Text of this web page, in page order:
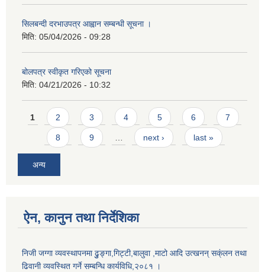
सिलबन्दी दरभाउपत्र आह्वान सम्बन्धी सूचना ।
मिति: 05/04/2026 - 09:28
बोलपत्र स्वीकृत गरिएको सूचना
मिति: 04/21/2026 - 10:32
Pages
1 2 3 4 5 6 7
8 9 next › last »
अन्य
ऐन, कानुन तथा निर्देशिका
निजी जग्गा व्यवस्थापनमा ढुुङ्गा,गिट्टी,बालुवा ,माटो आदि उत्खनन् सक्ंलन तथा
ढिवानी व्यवस्थित गर्ने सम्बन्धि कार्यविधि,२०८१ ।